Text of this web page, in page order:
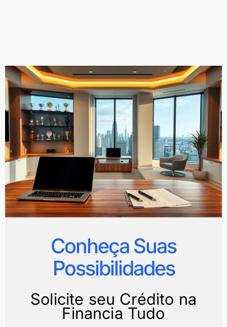
Conheça Suas
Possibilidades
Solicite seu Crédito na
Financia Tudo